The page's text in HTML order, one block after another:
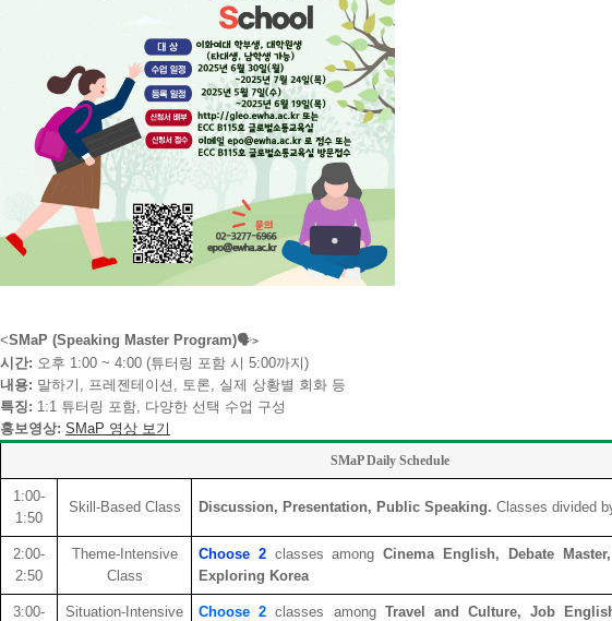
<SMaP (Speaking Master Program)🗣️>
시간: 오후 1:00 ~ 4:00 (튜터링 포함 시 5:00까지)
내용: 말하기, 프레젠테이션, 토론, 실제 상황별 회화 등
특징: 1:1 튜터링 포함, 다양한 선택 수업 구성
홍보영상: SMaP 영상 보기
SMaP Daily Schedule
1:00-
1:50
Skill-Based Class Discussion, Presentation, Public Speaking. Classes divided
2:00-
2:50
Theme-Intensive
Class
Choose 2classes amongCinema English, Debate
Exploring Korea
3:00-
Situation-Intensive
Choose 2 classes among Travel and Culture, Job